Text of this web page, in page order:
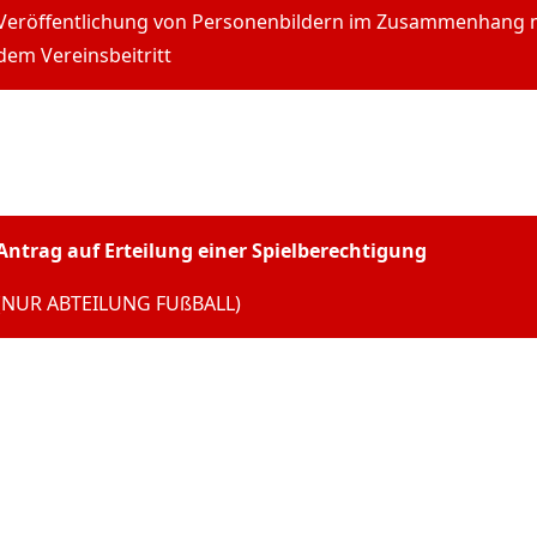
von Personenbildern im Zusammenhang
Vereinsbeitritt
auf Erteilung einer Spielberechtigung
ABTEILUNG FUßBALL)